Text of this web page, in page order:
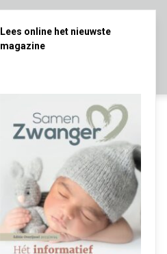
Lees online het nieuwste
magazine